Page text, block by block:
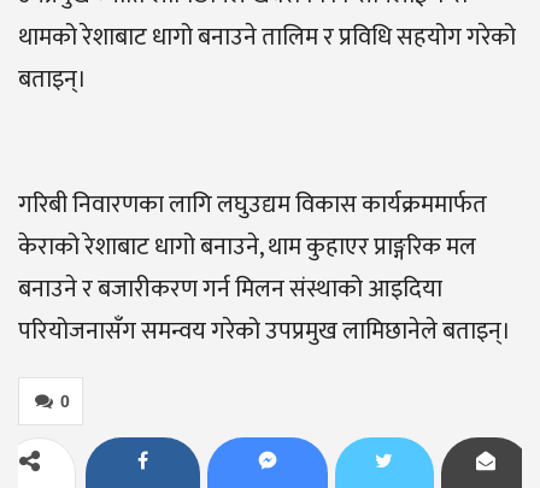
थामको रेशाबाट धागो बनाउने तालिम र प्रविधि सहयोग गरेको
बताइन्।
गरिबी निवारणका लागि लघुउद्यम विकास कार्यक्रममार्फत
केराको रेशाबाट धागो बनाउने, थाम कुहाएर प्राङ्गरिक मल
बनाउने र बजारीकरण गर्न मिलन संस्थाको आइदिया
परियोजनासँग समन्वय गरेको उपप्रमुख लामिछानेले बताइन्।
0